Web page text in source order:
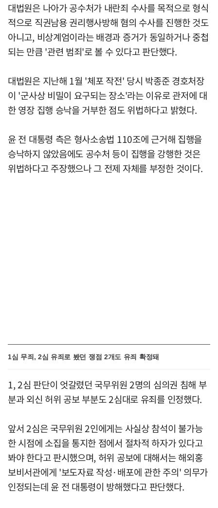
대법원은 나아가 공수처가 내란죄 수사를 목적으로 형식
적으로 직권남용 권리행사방해 혐의 수사를 진행한 것도
아니고, 비상계엄이라는 배경과 증거가 동일하거나 중첩
되는 만큼 '관련 범죄'로 볼 수 있다고 판단했다.
대법원은 지난해 1월 '체포 작전' 당시 박종준 경호처장
이 '군사상 비밀이 요구되는 장소'라는 이유로 관저에 대
한 영장 집행 승낙을 거부한 점도 위법하다고 밝혔다.
윤 전 대통령 측은 형사소송법 110조에 근거해 집행을
승낙하지 않았음에도 공수처 등이 집행을 강행한 것은
위법하다고 주장했으나 그 전제 자체를 부정한 것이다.
1심 무죄, 2심 유죄로 봤던 쟁점 2개도 유죄 확정돼
1, 2심 판단이 엇갈렸던 국무위원 2명의 심의권 침해 부
분과 외신 허위 공보 부분도 2심대로 유죄를 인정했다.
앞서 2심은 국무위원 2인에게는 사실상 참석이 불가능
한 시점에 소집을 통지한 점에서 절차적 하자가 있다고
봐야 한다고 판시했으며, 허위 공보에 대해서는 해외홍
보비서관에게 '보도자료 작성·배포에 관한 주의' 의무가
인정되는데 윤 전 대통령이 방해했다고 판단했다.